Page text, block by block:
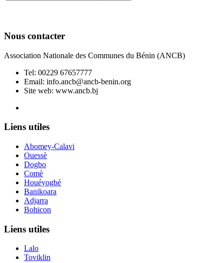
Nous contacter
Association Nationale des Communes du Bénin (ANCB)
Tel: 00229 67657777
Email: info.ancb@ancb-benin.org
Site web: www.ancb.bj
Liens utiles
Abomey-Calavi
Ouessè
Dogbo
Comè
Houéyogbé
Banikoara
Adjarra
Bohicon
Liens utiles
Lalo
Toviklin